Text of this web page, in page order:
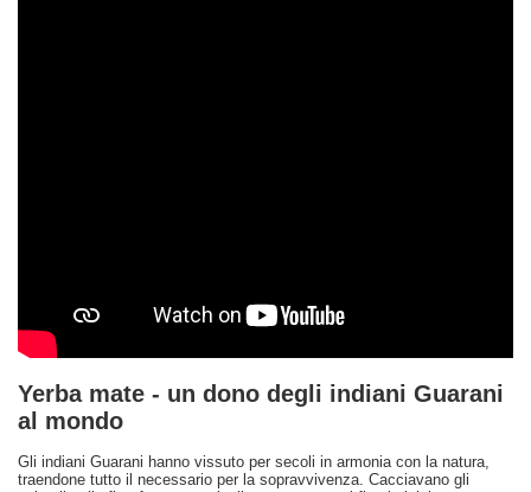
Yerba mate - un dono degli indiani Guarani
al mondo
Gli indiani Guarani hanno vissuto per secoli in armonia con la natura,
traendone tutto il necessario per la sopravvivenza. Cacciavano gli